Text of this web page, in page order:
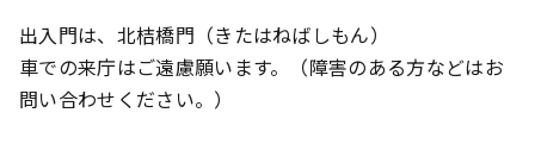
出入門は、北桔橋門（きたはねばしもん）
車での来庁はご遠慮願います。（障害のある方などはお
問い合わせください。）